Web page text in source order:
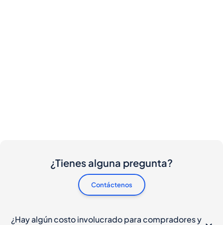
¿Tienes alguna pregunta?
Contáctenos
¿Hay algún costo involucrado para compradores y